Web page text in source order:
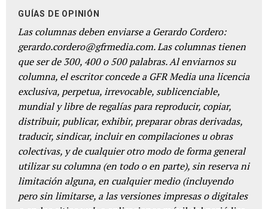
GUÍAS DE OPINIÓN
Las columnas deben enviarse a Gerardo Cordero:
gerardo.cordero@gfrmedia.com. Las columnas tienen
que ser de 300, 400 o 500 palabras. Al enviarnos su
columna, el escritor concede a GFR Media una licencia
exclusiva, perpetua, irrevocable, sublicenciable,
mundial y libre de regalías para reproducir, copiar,
distribuir, publicar, exhibir, preparar obras derivadas,
traducir, sindicar, incluir en compilaciones u obras
colectivas, y de cualquier otro modo de forma general
utilizar su columna (en todo o en parte), sin reserva ni
limitación alguna, en cualquier medio (incluyendo
pero sin limitarse, a las versiones impresas o digitales